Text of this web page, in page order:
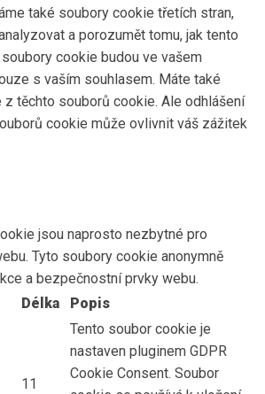
také soubory cookie třetích stran,
a porozumět tomu, jak tento
cookie budou ve vašem
s vaším souhlasem. Máte také
těchto souborů cookie. Ale odhlášení
cookie může ovlivnit váš zážitek
jsou naprosto nezbytné pro
Tyto soubory cookie anonymně
a bezpečnostní prvky webu.
Délka Popis
11
Tento soubor cookie je
nastaven pluginem GDPR
Cookie Consent. Soubor